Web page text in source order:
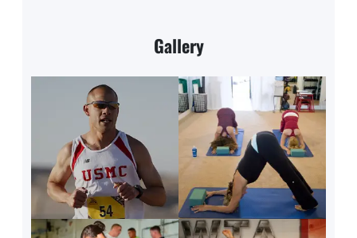
Gallery